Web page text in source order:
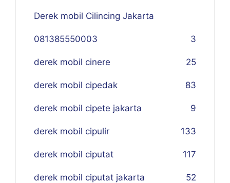
Derek mobil Cilincing Jakarta
081385550003 3
derek mobil cinere 25
derek mobil cipedak 83
derek mobil cipete jakarta 9
derek mobil cipulir 133
derek mobil ciputat 117
derek mobil ciputat jakarta 52